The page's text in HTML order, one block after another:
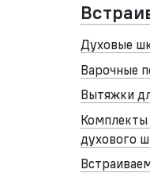
Духовые
Варочные
Вытяжки
Комплекты
духового